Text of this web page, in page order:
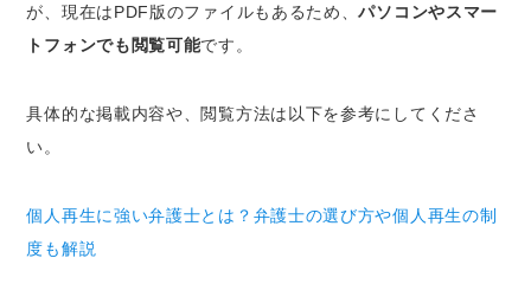
が、現在はPDF版のファイルもあるため、パソコンやスマー
トフォンでも閲覧可能です。
具体的な掲載内容や、閲覧方法は以下を参考にしてくださ
い。
個人再生に強い弁護士とは？弁護士の選び方や個人再生の制
度も解説